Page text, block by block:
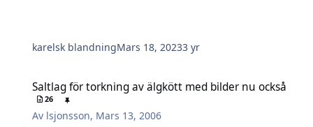
karelsk blandningMars 18, 20233 yr
Saltlag för torkning av älgkött med bilder nu också
26
Av lsjonsson, Mars 13, 2006